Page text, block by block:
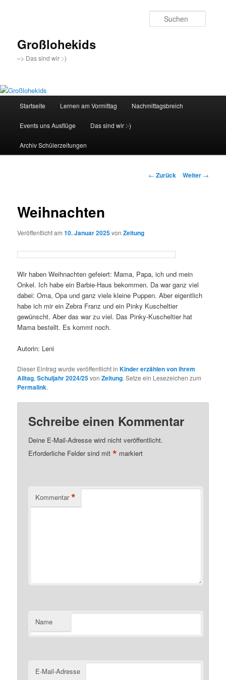
Großlohekids
–> Das sind wir :-)
Startseite Lernen am Vormittag Nachmittagsbreich
Events uns Ausflüge Das sind wir :-)
Archiv Schülerzeitungen
Beitragsnavigation
← Zurück Weiter →
Weihnachten
Veröffentlicht am10. Januar 2025vonZeitung
Wir haben Weihnachten gefeiert: Mama, Papa, ich und mein
Onkel. Ich habe ein Barbie-Haus bekommen. Da war ganz viel
dabei: Oma, Opa und ganz viele kleine Puppen. Aber eigentlich
habe ich mir ein Zebra Franz und ein Pinky Kuscheltier
gewünscht. Aber das war zu viel. Das Pinky-Kuscheltier hat
Mama bestellt. Es kommt noch.
Autorin: Leni
Dieser Eintrag wurde veröffentlicht inKinder erzählen von ihrem
Alltag,Schuljahr 2024/25vonZeitung. Setze ein Lesezeichen zum
Permalink.
Schreibe einen Kommentar
Deine E-Mail-Adresse wird nicht veröffentlicht.
Erforderliche Felder sind mit* markiert
Kommentar *
Name
E-Mail-Adresse